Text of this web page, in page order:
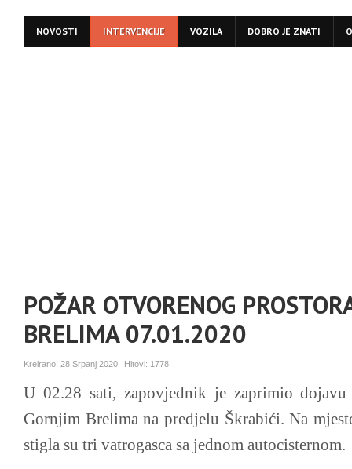
NOVOSTI INTERVENCIJE VOZILA DOBRO JE ZNATI
POŽAR OTVORENOG
BRELIMA 07.01.2020
Kreirano: 28 Srpanj 2020 Hitovi: 1778
U 02.28 sati, zapovjednik je zaprimio
Gornjim Brelima na predjelu Škrabići. Na
stigla su tri vatrogasca sa jednom autocisternom.